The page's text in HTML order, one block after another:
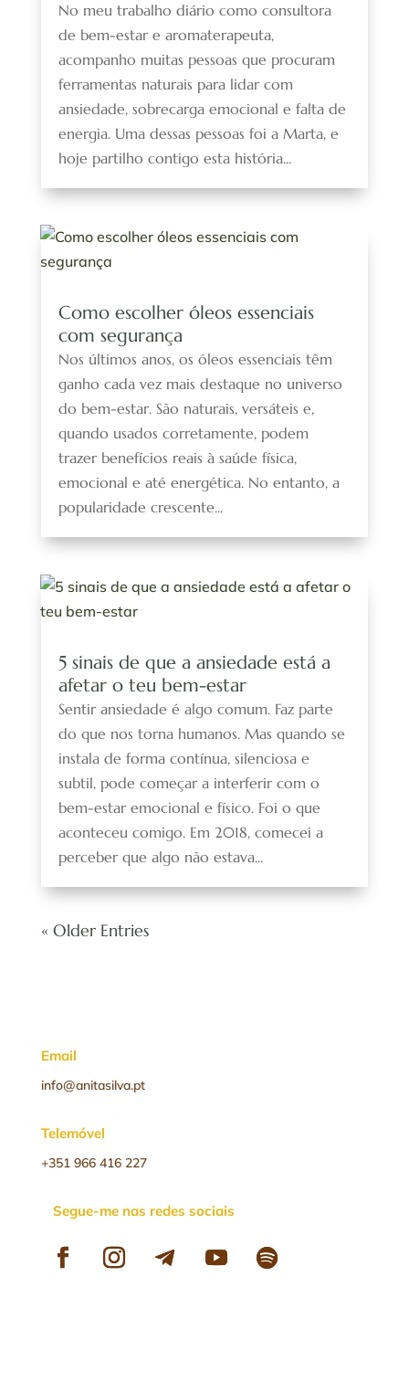
No meu trabalho diário como consultora
de bem-estar e aromaterapeuta,
acompanho muitas pessoas que procuram
ferramentas naturais para lidar com
ansiedade, sobrecarga emocional e falta de
energia. Uma dessas pessoas foi a Marta, e
hoje partilho contigo esta história...
Como escolher óleos essenciais
com segurança
Nos últimos anos, os óleos essenciais têm
ganho cada vez mais destaque no universo
do bem-estar. São naturais, versáteis e,
quando usados corretamente, podem
trazer benefícios reais à saúde física,
emocional e até energética. No entanto, a
popularidade crescente...
5 sinais de que a ansiedade está a
afetar o teu bem-estar
Sentir ansiedade é algo comum. Faz parte
do que nos torna humanos. Mas quando se
instala de forma contínua, silenciosa e
subtil, pode começar a interferir com o
bem-estar emocional e físico. Foi o que
aconteceu comigo. Em 2018, comecei a
perceber que algo não estava...
« Older Entries
Email
info@anitasilva.pt
Telemóvel
+351 966 416 227
Segue-me nas redes sociais